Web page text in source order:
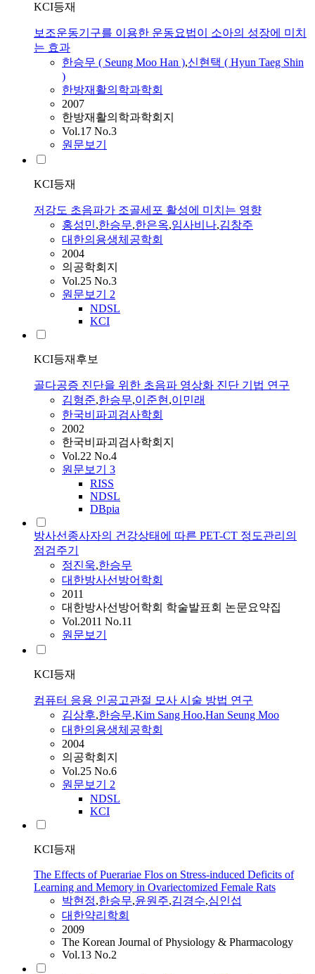
KCI등재
보조운동기구를 이용한 운동요법이 소아의 성장에 미치
는 효과
한승무 ( Seung Moo Han ),신현택 ( Hyun Taeg Shin
)
한방재활의학과학회
2007
한방재활의학과학회지
Vol.17 No.3
원문보기
KCI등재
저강도 초음파가 조골세포 활성에 미치는 영향
홍성민,한승무,한은옥,임사비나,김창주
대한의용생체공학회
2004
의공학회지
Vol.25 No.3
원문보기 2
NDSL
KCI
KCI등재후보
골다공증 진단을 위한 초음파 영상화 진단 기법 연구
김형준,한승무,이준현,이민래
한국비파괴검사학회
2002
한국비파괴검사학회지
Vol.22 No.4
원문보기 3
RISS
NDSL
DBpia
방사선종사자의 건강상태에 따른 PET-CT 정도관리의
점검주기
정진욱,한승무
대한방사선방어학회
2011
대한방사선방어학회 학술발표회 논문요약집
Vol.2011 No.11
원문보기
KCI등재
컴퓨터 응용 인공고관절 모사 시술 방법 연구
김상후,한승무,Kim Sang Hoo,Han Seung Moo
대한의용생체공학회
2004
의공학회지
Vol.25 No.6
원문보기 2
NDSL
KCI
KCI등재
The Effects of Puerariae Flos on Stress-induced Deficits of
Learning and Memory in Ovariectomized Female Rats
박현정,한승무,윤원주,김경수,심인섭
대한약리학회
2009
The Korean Journal of Physiology & Pharmacology
Vol.13 No.2